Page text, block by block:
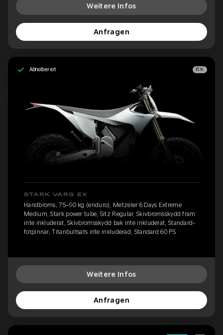
Weitere Infos
Anfragen
Abholbereit EX
STARK VARG EX
Handbroms, 75–90 kg (enduro), Metzeler 6 Days Extreme
Medium, Stark power tube, Sitz Regular, Skivbromsskydd fram
inte inkluderat, Skivbromsskydd bak inte inkluderat, Standard-
fotpinnar, Titanbultsats inte inkluderad, Standard 60 PS
Weitere Infos
Anfragen